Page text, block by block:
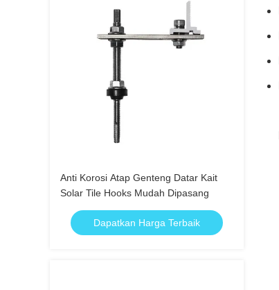
Anti Korosi Atap Genteng Datar Kait
Solar Tile Hooks Mudah Dipasang
Dapatkan Harga Terbaik